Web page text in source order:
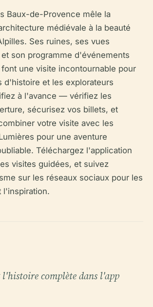
Baux-de-Provence mêle la
médiévale à la beauté
Ses ruines, ses vues
son programme d'événements
une visite incontournable pour
d'histoire et les explorateurs
à l'avance — vérifiez les
sécurisez vos billets, et
votre visite avec les
pour une aventure
Téléchargez l'application
visites guidées, et suivez
sur les réseaux sociaux pour les
l'inspiration.
l'histoire complète dans l'app